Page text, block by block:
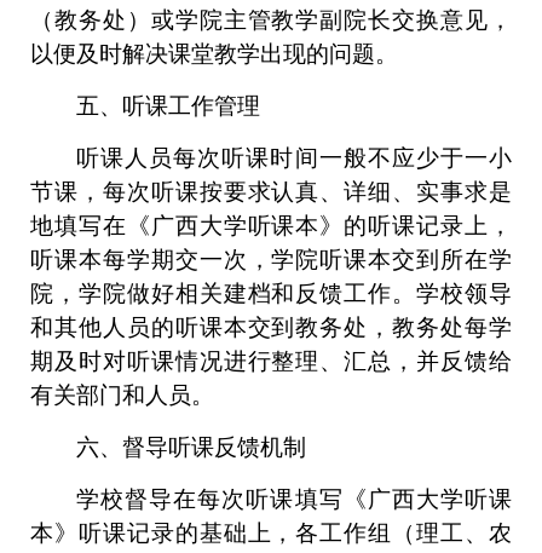
（教务处）或学院主管教学副院长交换意见，
以便及时解决课堂教学出现的问题。
五、听课工作管理
听课人员每次听课时间一般不应少于一小
节课，每次听课按要求认真、详细、实事求是
地填写在《广西大学听课本》的听课记录上，
听课本每学期交一次，学院听课本交到所在学
院，学院做好相关建档和反馈工作。学校领导
和其他人员的听课本交到教务处，教务处每学
期及时对听课情况进行整理、汇总，并反馈给
有关部门和人员。
六、督导听课反馈机制
学校督导在每次听课填写《广西大学听课
本》听课记录的基础上，各工作组（理工、农